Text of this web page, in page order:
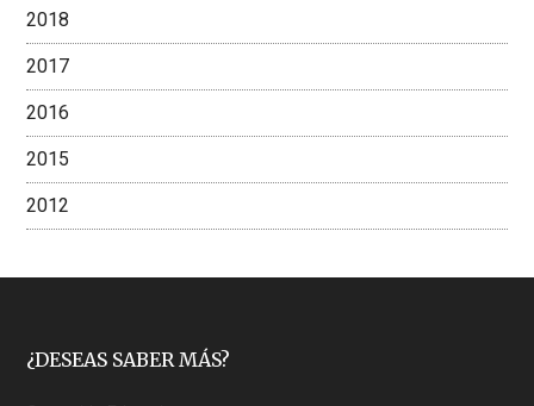
2018
2017
2016
2015
2012
Footer
¿DESEAS SABER MÁS?